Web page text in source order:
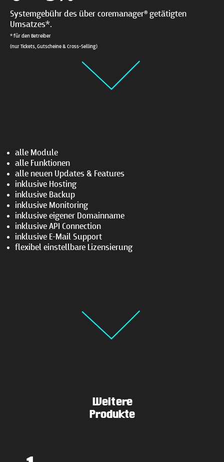
Systemgebühr des über coremanager® getätigten
Umsatzes*.
* für den Betreiber
(nur Tickets, Gutscheine & Cross-Selling)
alle Module
alle Funktionen
alle neuen Updates & Features
inklusive Hosting
inklusive Backup
inklusive Monitoring
inklusive eigener Domainname
inklusive API Connection
inklusive E-Mail Support
flexibel einstellbare Lizensierung
Weitere
Produkte